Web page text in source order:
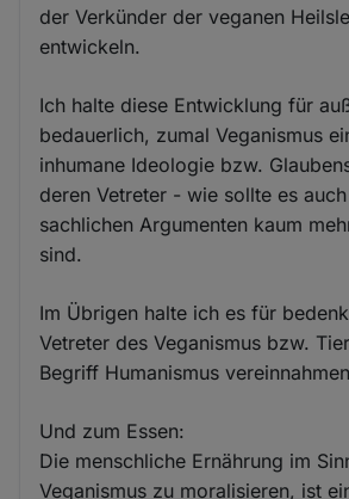
der Verkünder der veganen
entwickeln.
Ich halte diese Entwicklung für
bedauerlich, zumal Veganismus
inhumane Ideologie bzw.
deren Vetreter - wie sollte es
sachlichen Argumenten kaum
sind.
Im Übrigen halte ich es für
Vetreter des Veganismus bzw.
Begriff Humanismus
Und zum Essen:
Die menschliche Ernährung im
Veganismus zu moralisieren, ist